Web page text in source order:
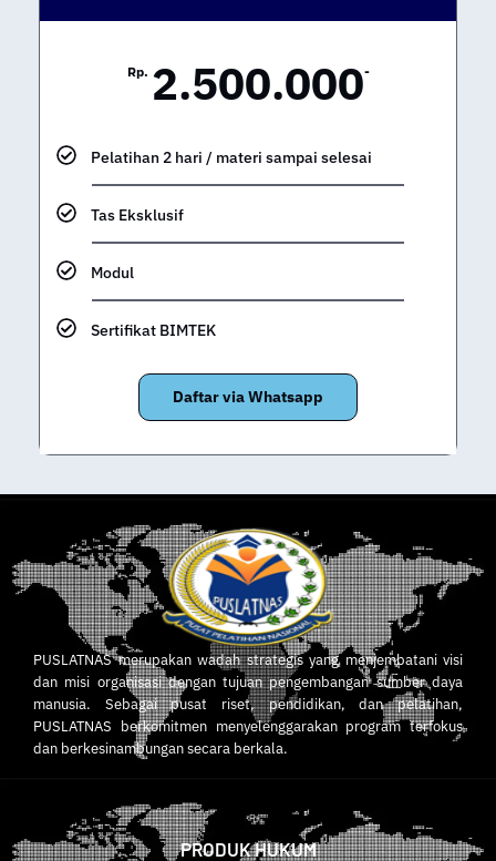
Rp. 2.500.000-
Pelatihan 2 hari / materi sampai selesai
Tas Eksklusif
Modul
Sertifikat BIMTEK
Daftar via Whatsapp
PUSLATNAS merupakan wadah strategis yang menjembatani visi
dan misi organisasi dengan tujuan pengembangan sumber daya
manusia. Sebagai pusat riset, pendidikan, dan pelatihan,
PUSLATNAS berkomitmen menyelenggarakan program terfokus
dan berkesinambungan secara berkala.
PRODUK HUKUM